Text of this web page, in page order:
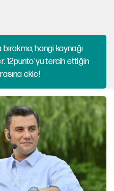
hangi kaynağı
12punto'yu tercih ettiğin
ekle!